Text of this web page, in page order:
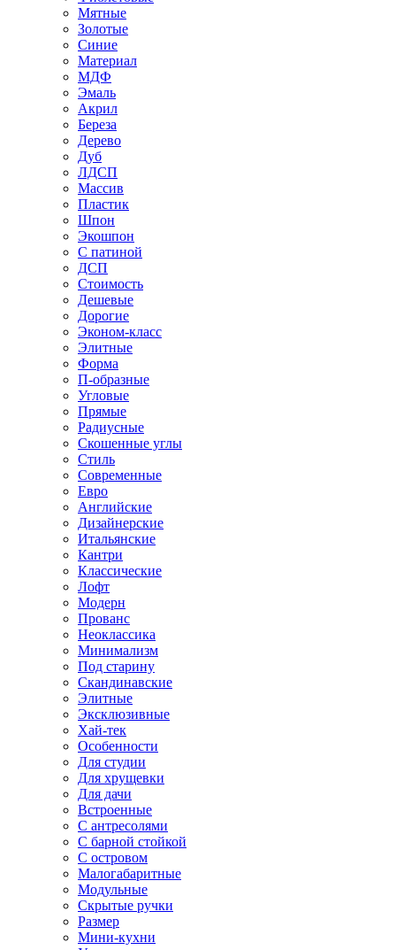
Мятные
Золотые
Синие
Материал
МДФ
Эмаль
Акрил
Береза
Дерево
Дуб
ЛДСП
Массив
Пластик
Шпон
Экошпон
С патиной
ДСП
Стоимость
Дешевые
Дорогие
Эконом-класс
Элитные
Форма
П-образные
Угловые
Прямые
Радиусные
Скошенные углы
Стиль
Современные
Евро
Английские
Дизайнерские
Итальянские
Кантри
Классические
Лофт
Модерн
Прованс
Неоклассика
Минимализм
Под старину
Скандинавские
Элитные
Эксклюзивные
Хай-тек
Особенности
Для студии
Для хрущевки
Для дачи
Встроенные
С антресолями
С барной стойкой
С островом
Малогабаритные
Модульные
Скрытые ручки
Размер
Мини-кухни